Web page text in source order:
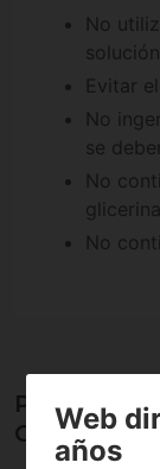
No
solución
Evitar
No
se
No
glicerina
No
Grapefruit
Web
años